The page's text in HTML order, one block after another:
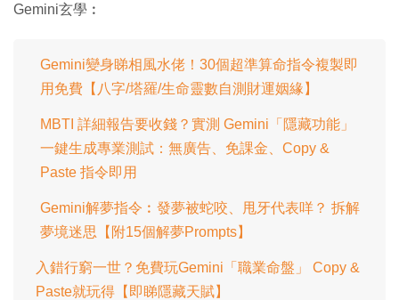
Gemini玄學︰
Gemini變身睇相風水佬！30個超準算命指令複製即
用免費【八字/塔羅/生命靈數自測財運姻緣】
MBTI 詳細報告要收錢？實測 Gemini「隱藏功能」
一鍵生成專業測試：無廣告、免課金、Copy &
Paste 指令即用
Gemini解夢指令︰發夢被蛇咬、甩牙代表咩？ 拆解
夢境迷思【附15個解夢Prompts】
入錯行窮一世？免費玩Gemini「職業命盤」 Copy &
Paste就玩得【即睇隱藏天賦】